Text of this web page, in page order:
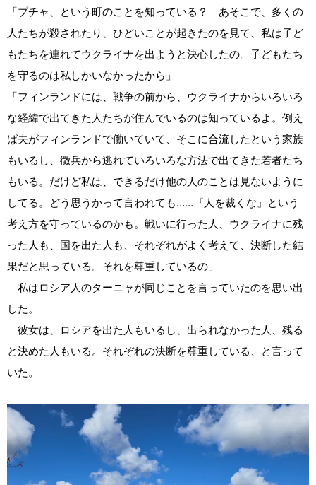
「ブチャ、という町のことを知っている？ あそこで、多くの
人たちが殺されたり、ひどいことが起きたのを見て、私は子ど
もたちを連れてウクライナを出ようと決心したの。子どもたち
を守るのは私しかいなかったから」
「フィンランドには、戦争の前から、ウクライナからいろいろ
な経緯で出てきた人たちが住んでいるのは知っているよ。例え
ば夫がフィンランドで働いていて、そこに合流したという家族
もいるし、徴兵から逃れていろいろな方法で出てきた若者たち
もいる。だけど私は、できるだけ他の人のことは見ないように
してる。どう思うかって言われても……『人を裁くな』という
考え方を守っているのかも。戦いに行った人、ウクライナに残
った人も、国を出た人も、それぞれがよく考えて、決断した結
果だと思っている。それを尊重しているの」
私はロシア人のターニャが同じことを言っていたのを思い出
した。
彼女は、ロシアを出た人もいるし、出られなかった人、残る
と決めた人もいる。それぞれの決断を尊重している、と言って
いた。